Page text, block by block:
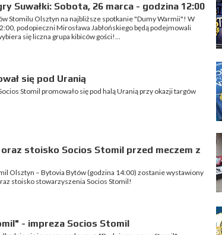
Suwałki: Sobota, 26 marca - godzina 12:00
Stomilu Olsztyn na najbliższe spotkanie "Dumy Warmii"! W
podopieczni Mirosława Jabłońskiego będą podejmowali
się liczna grupa kibiców gości!...
się pod Uranią
Stomil promowało się pod halą Uranią przy okazji targów
stoisko Socios Stomil przed meczem z
Olsztyn – Bytovia Bytów (godzina 14:00) zostanie wystawiony
stoisko stowarzyszenia Socios Stomil!
- impreza Socios Stomil